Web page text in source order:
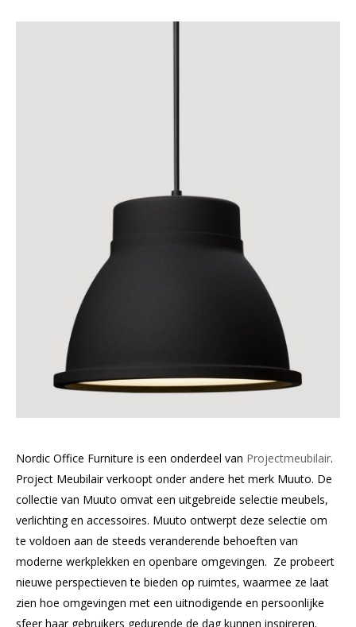
Nordic Office Furniture is een onderdeel van Projectmeubilair.
Project Meubilair verkoopt onder andere het merk Muuto. De
collectie van Muuto omvat een uitgebreide selectie meubels,
verlichting en accessoires. Muuto ontwerpt deze selectie om
te voldoen aan de steeds veranderende behoeften van
moderne werkplekken en openbare omgevingen. Ze probeert
nieuwe perspectieven te bieden op ruimtes, waarmee ze laat
zien hoe omgevingen met een uitnodigende en persoonlijke
sfeer haar gebruikers gedurende de dag kunnen inspireren.